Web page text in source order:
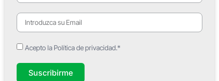
Acepto la Política de privacidad.*
Suscribirme